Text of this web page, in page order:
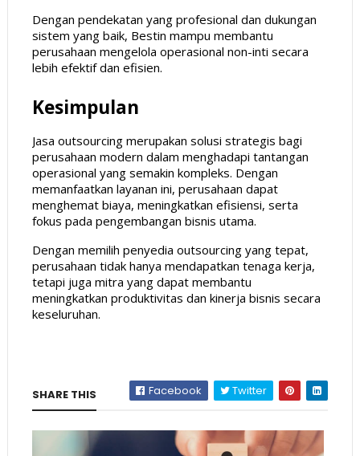
Dengan pendekatan yang profesional dan dukungan
sistem yang baik, Bestin mampu membantu
perusahaan mengelola operasional non-inti secara
lebih efektif dan efisien.
Kesimpulan
Jasa outsourcing merupakan solusi strategis bagi
perusahaan modern dalam menghadapi tantangan
operasional yang semakin kompleks. Dengan
memanfaatkan layanan ini, perusahaan dapat
menghemat biaya, meningkatkan efisiensi, serta
fokus pada pengembangan bisnis utama.
Dengan memilih penyedia outsourcing yang tepat,
perusahaan tidak hanya mendapatkan tenaga kerja,
tetapi juga mitra yang dapat membantu
meningkatkan produktivitas dan kinerja bisnis secara
keseluruhan.
SHARE THIS Facebook Twitter